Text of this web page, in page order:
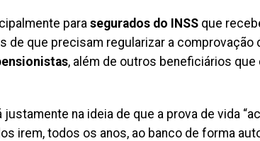
para segurados do INSS que
de que precisam regularizar a comprovação
, além de outros beneficiários
justamente na ideia de que a prova de vida
irem, todos os anos, ao banco de forma